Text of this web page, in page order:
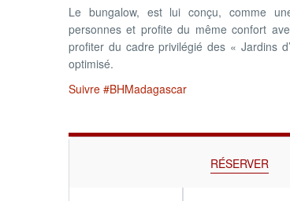
Le bungalow, est lui conçu, comme
personnes et profite du même confort
profiter du cadre privilégié des « Jardins
optimisé.
Suivre #BHMadagascar
RÉSERVER